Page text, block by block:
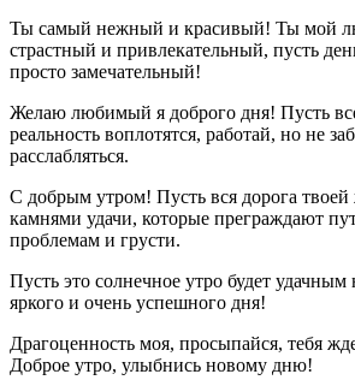
Ты самый нежный и красивый! Ты мой
страстный и привлекательный, пусть
просто замечательный!
Желаю любимый я доброго дня! Пусть
реальность воплотятся, работай, но не
расслабляться.
С добрым утром! Пусть вся дорога твоей
камнями удачи, которые преграждают
проблемам и грусти.
Пусть это солнечное утро будет удачным
яркого и очень успешного дня!
Драгоценность моя, просыпайся, тебя
Доброе утро, улыбнись новому дню!